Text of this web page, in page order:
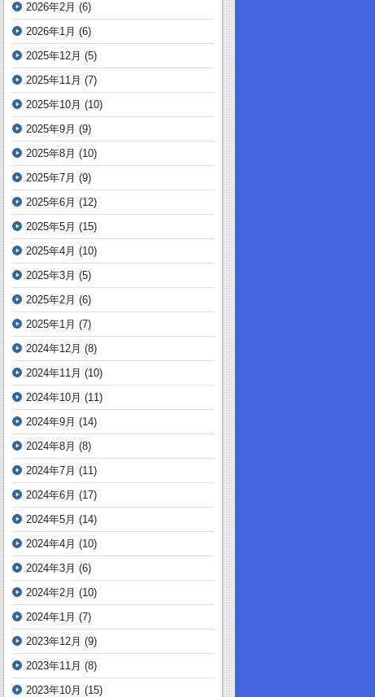
2026年2月 (6)
2026年1月 (6)
2025年12月 (5)
2025年11月 (7)
2025年10月 (10)
2025年9月 (9)
2025年8月 (10)
2025年7月 (9)
2025年6月 (12)
2025年5月 (15)
2025年4月 (10)
2025年3月 (5)
2025年2月 (6)
2025年1月 (7)
2024年12月 (8)
2024年11月 (10)
2024年10月 (11)
2024年9月 (14)
2024年8月 (8)
2024年7月 (11)
2024年6月 (17)
2024年5月 (14)
2024年4月 (10)
2024年3月 (6)
2024年2月 (10)
2024年1月 (7)
2023年12月 (9)
2023年11月 (8)
2023年10月 (15)